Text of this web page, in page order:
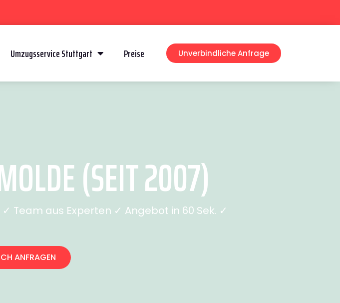
Umzugsservice Stuttgart Preise Unverbindliche Anfrage
(SEIT 2007)
Team aus Experten ✓ Angebot in 60 Sek. ✓
ANFRAGEN